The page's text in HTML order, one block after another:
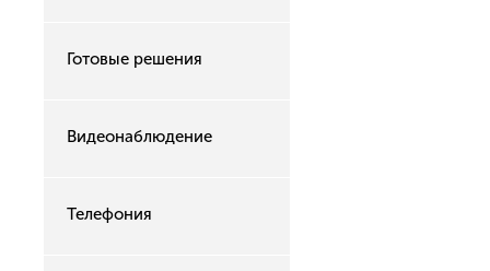
Готовые решения
Видеонаблюдение
Телефония